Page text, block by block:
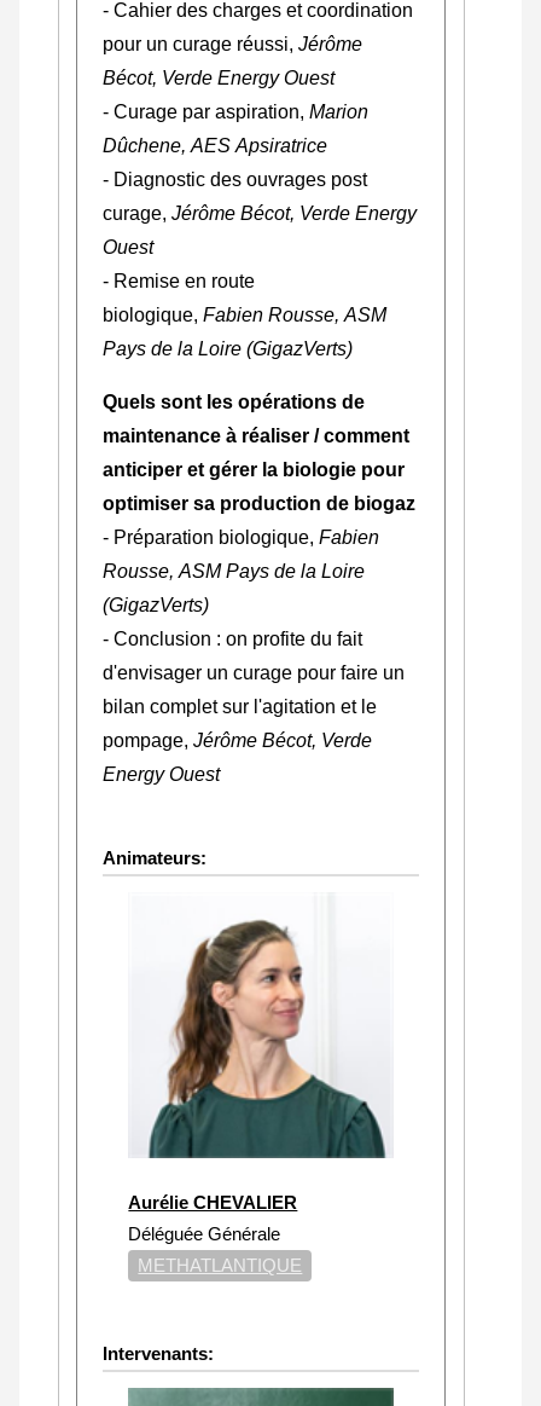
- Cahier des charges et coordination
pour un curage réussi, Jérôme
Bécot, Verde Energy Ouest
- Curage par aspiration,Marion
Dûchene, AES Apsiratrice
- Diagnostic des ouvrages post
curage, Jérôme Bécot, Verde Energy
Ouest
- Remise en route
biologique,Fabien Rousse, ASM
Pays de la Loire (GigazVerts)
Quels sont les opérations de
maintenance à réaliser / comment
anticiper et gérer la biologie pour
optimiser sa production de biogaz
- Préparation biologique,Fabien
Rousse, ASM Pays de la Loire
(GigazVerts)
- Conclusion : on profite du fait
d'envisager un curage pour faire un
bilan complet sur l'agitation et le
pompage,Jérôme Bécot, Verde
Energy Ouest
Animateurs:
Aurélie CHEVALIER
Déléguée Générale
METHATLANTIQUE
Intervenants: